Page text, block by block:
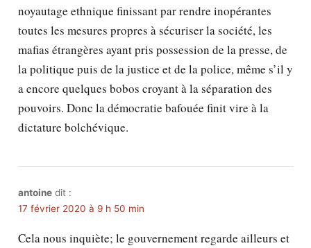
noyautage ethnique finissant par rendre inopérantes
toutes les mesures propres à sécuriser la société, les
mafias étrangères ayant pris possession de la presse, de
la politique puis de la justice et de la police, même s’il y
a encore quelques bobos croyant à la séparation des
pouvoirs. Donc la démocratie bafouée finit vire à la
dictature bolchévique.
antoine dit :
17 février 2020 à 9 h 50 min
Cela nous inquiète; le gouvernement regarde ailleurs et